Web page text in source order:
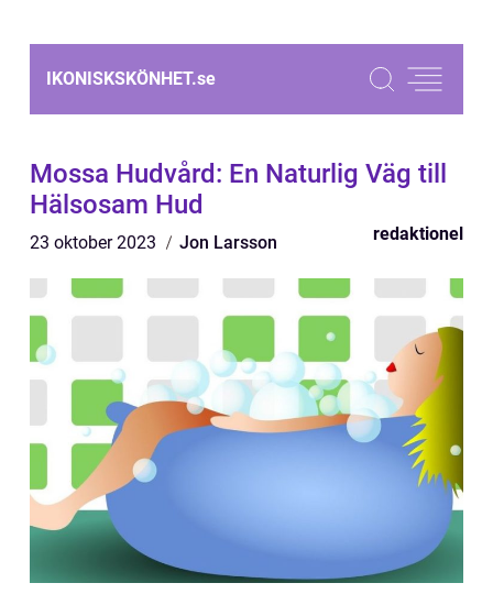
IKONISKSKÖNHET.se
Mossa Hudvård: En Naturlig Väg till
Hälsosam Hud
23 oktober 2023 Jon Larsson redaktionel